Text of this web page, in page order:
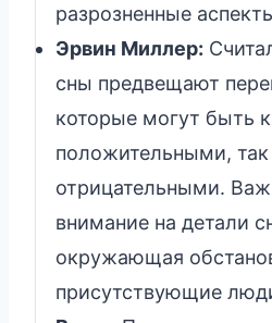
разрозненные
Эрвин Миллер:
сны предвещают
которые могут быть
положительными, так
отрицательными.
внимание на детали
окружающая
присутствующие